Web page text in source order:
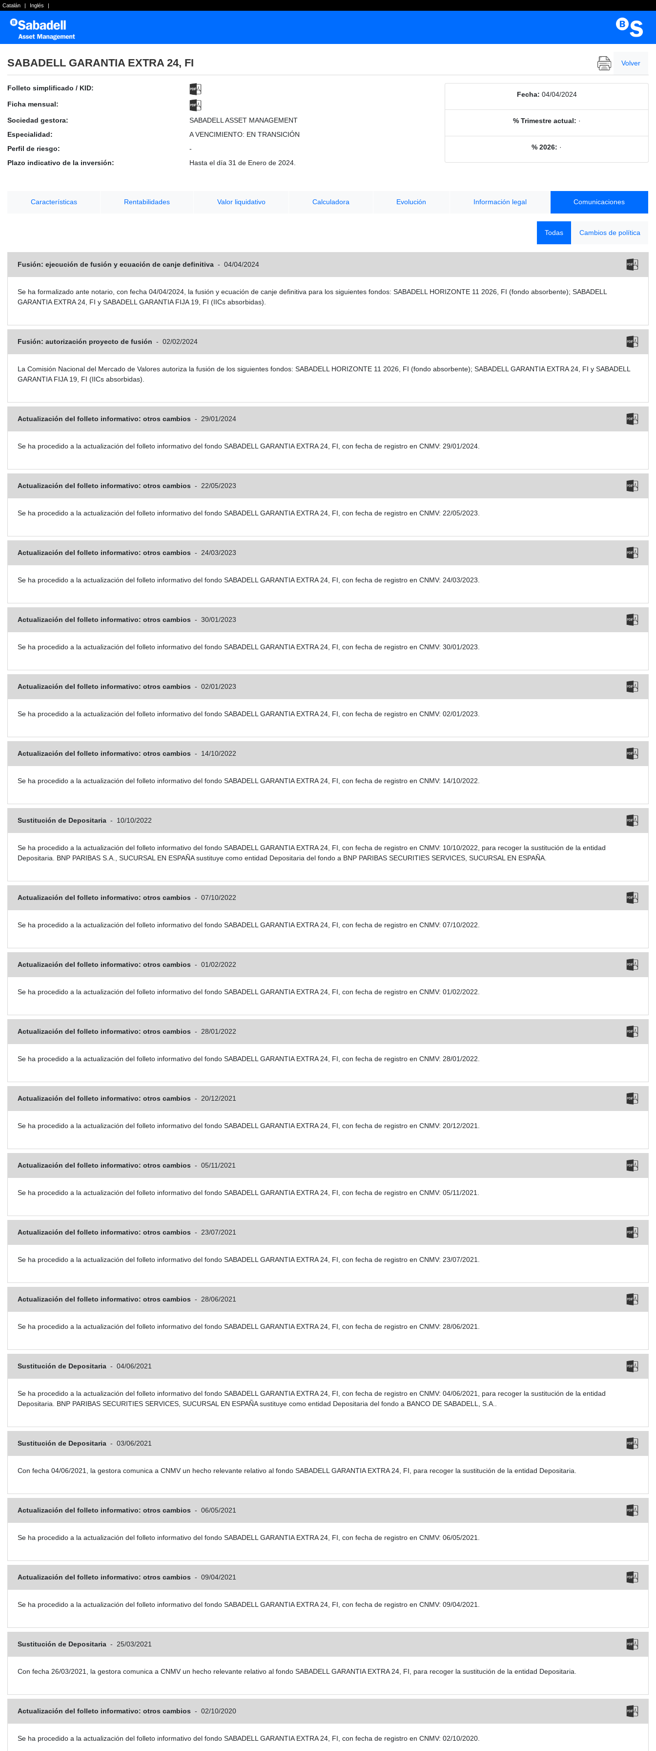
Catalán | Inglés |
SABADELL GARANTIA EXTRA 24, FI Volver
Folleto simplificado / KID:
Ficha mensual:
Sociedad gestora:
SABADELL ASSET MANAGEMENT
Especialidad:
A VENCIMIENTO: EN TRANSICIÓN
Perfil de riesgo:
-
Plazo indicativo de la inversión:
Hasta el día 31 de Enero de 2024.
Fecha: 04/04/2024
% Trimestre actual: ·
% 2026: ·
Características Rentabilidades Valor liquidativo Calculadora Evolución Información legal Comunicaciones
Todas Cambios de política
Fusión: ejecución de fusión y ecuación de canje definitiva - 04/04/2024
Se ha formalizado ante notario, con fecha 04/04/2024, la fusión y ecuación de canje definitiva para los siguientes fondos: SABADELL HORIZONTE 11 2026, FI (fondo absorbente); SABADELL
GARANTIA EXTRA 24, FI y SABADELL GARANTIA FIJA 19, FI (IICs absorbidas).
Fusión: autorización proyecto de fusión - 02/02/2024
La Comisión Nacional del Mercado de Valores autoriza la fusión de los siguientes fondos: SABADELL HORIZONTE 11 2026, FI (fondo absorbente); SABADELL GARANTIA EXTRA 24, FI y SABADELL
GARANTIA FIJA 19, FI (IICs absorbidas).
Actualización del folleto informativo: otros cambios - 29/01/2024
Se ha procedido a la actualización del folleto informativo del fondo SABADELL GARANTIA EXTRA 24, FI, con fecha de registro en CNMV: 29/01/2024.
Actualización del folleto informativo: otros cambios - 22/05/2023
Se ha procedido a la actualización del folleto informativo del fondo SABADELL GARANTIA EXTRA 24, FI, con fecha de registro en CNMV: 22/05/2023.
Actualización del folleto informativo: otros cambios - 24/03/2023
Se ha procedido a la actualización del folleto informativo del fondo SABADELL GARANTIA EXTRA 24, FI, con fecha de registro en CNMV: 24/03/2023.
Actualización del folleto informativo: otros cambios - 30/01/2023
Se ha procedido a la actualización del folleto informativo del fondo SABADELL GARANTIA EXTRA 24, FI, con fecha de registro en CNMV: 30/01/2023.
Actualización del folleto informativo: otros cambios - 02/01/2023
Se ha procedido a la actualización del folleto informativo del fondo SABADELL GARANTIA EXTRA 24, FI, con fecha de registro en CNMV: 02/01/2023.
Actualización del folleto informativo: otros cambios - 14/10/2022
Se ha procedido a la actualización del folleto informativo del fondo SABADELL GARANTIA EXTRA 24, FI, con fecha de registro en CNMV: 14/10/2022.
Sustitución de Depositaria - 10/10/2022
Se ha procedido a la actualización del folleto informativo del fondo SABADELL GARANTIA EXTRA 24, FI, con fecha de registro en CNMV: 10/10/2022, para recoger la sustitución de la entidad
Depositaria. BNP PARIBAS S.A., SUCURSAL EN ESPAÑA sustituye como entidad Depositaria del fondo a BNP PARIBAS SECURITIES SERVICES, SUCURSAL EN ESPAÑA.
Actualización del folleto informativo: otros cambios - 07/10/2022
Se ha procedido a la actualización del folleto informativo del fondo SABADELL GARANTIA EXTRA 24, FI, con fecha de registro en CNMV: 07/10/2022.
Actualización del folleto informativo: otros cambios - 01/02/2022
Se ha procedido a la actualización del folleto informativo del fondo SABADELL GARANTIA EXTRA 24, FI, con fecha de registro en CNMV: 01/02/2022.
Actualización del folleto informativo: otros cambios - 28/01/2022
Se ha procedido a la actualización del folleto informativo del fondo SABADELL GARANTIA EXTRA 24, FI, con fecha de registro en CNMV: 28/01/2022.
Actualización del folleto informativo: otros cambios - 20/12/2021
Se ha procedido a la actualización del folleto informativo del fondo SABADELL GARANTIA EXTRA 24, FI, con fecha de registro en CNMV: 20/12/2021.
Actualización del folleto informativo: otros cambios - 05/11/2021
Se ha procedido a la actualización del folleto informativo del fondo SABADELL GARANTIA EXTRA 24, FI, con fecha de registro en CNMV: 05/11/2021.
Actualización del folleto informativo: otros cambios - 23/07/2021
Se ha procedido a la actualización del folleto informativo del fondo SABADELL GARANTIA EXTRA 24, FI, con fecha de registro en CNMV: 23/07/2021.
Actualización del folleto informativo: otros cambios - 28/06/2021
Se ha procedido a la actualización del folleto informativo del fondo SABADELL GARANTIA EXTRA 24, FI, con fecha de registro en CNMV: 28/06/2021.
Sustitución de Depositaria - 04/06/2021
Se ha procedido a la actualización del folleto informativo del fondo SABADELL GARANTIA EXTRA 24, FI, con fecha de registro en CNMV: 04/06/2021, para recoger la sustitución de la entidad
Depositaria. BNP PARIBAS SECURITIES SERVICES, SUCURSAL EN ESPAÑA sustituye como entidad Depositaria del fondo a BANCO DE SABADELL, S.A..
Sustitución de Depositaria - 03/06/2021
Con fecha 04/06/2021, la gestora comunica a CNMV un hecho relevante relativo al fondo SABADELL GARANTIA EXTRA 24, FI, para recoger la sustitución de la entidad Depositaria.
Actualización del folleto informativo: otros cambios - 06/05/2021
Se ha procedido a la actualización del folleto informativo del fondo SABADELL GARANTIA EXTRA 24, FI, con fecha de registro en CNMV: 06/05/2021.
Actualización del folleto informativo: otros cambios - 09/04/2021
Se ha procedido a la actualización del folleto informativo del fondo SABADELL GARANTIA EXTRA 24, FI, con fecha de registro en CNMV: 09/04/2021.
Sustitución de Depositaria - 25/03/2021
Con fecha 26/03/2021, la gestora comunica a CNMV un hecho relevante relativo al fondo SABADELL GARANTIA EXTRA 24, FI, para recoger la sustitución de la entidad Depositaria.
Actualización del folleto informativo: otros cambios - 02/10/2020
Se ha procedido a la actualización del folleto informativo del fondo SABADELL GARANTIA EXTRA 24, FI, con fecha de registro en CNMV: 02/10/2020.